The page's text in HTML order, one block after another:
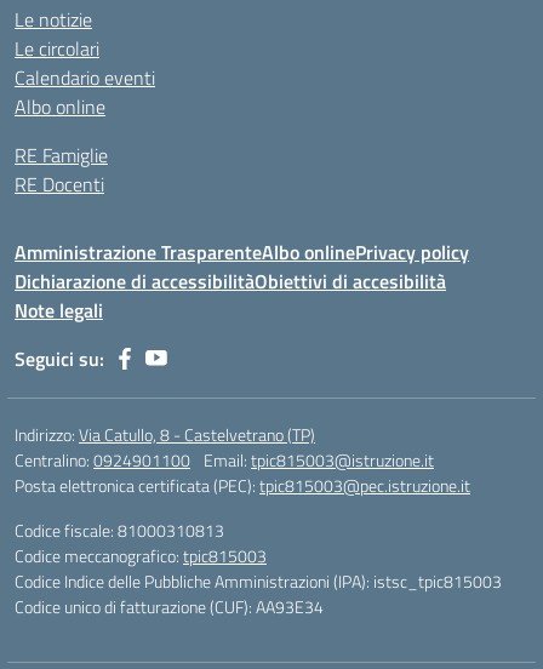
Le notizie
Le circolari
Calendario eventi
Albo online
RE Famiglie
RE Docenti
Amministrazione TrasparenteAlbo onlinePrivacy policy
Dichiarazione di accessibilitàObiettivi di accesibilità
Note legali
Seguici su:
Indirizzo:Via Catullo, 8 - Castelvetrano (TP)
Centralino:0924901100 Email:tpic815003@istruzione.it
Posta elettronica certificata (PEC):tpic815003@pec.istruzione.it
Codice fiscale: 81000310813
Codice meccanografico:tpic815003
Codice Indice delle Pubbliche Amministrazioni (IPA): istsc_tpic815003
Codice unico di fatturazione (CUF): AA93E34